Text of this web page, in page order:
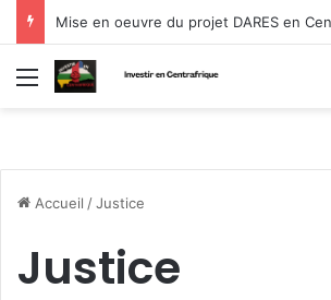
Mise en oeuvre du projet DARES en
Menu
Accueil /Justice
Justice